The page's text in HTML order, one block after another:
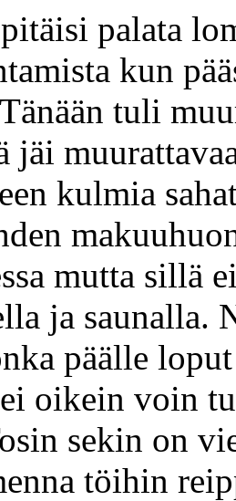
palata
kun
tuli
jäi
kulmia
mutta sillä
ja
päälle
oikein voin
sekin on
töihin